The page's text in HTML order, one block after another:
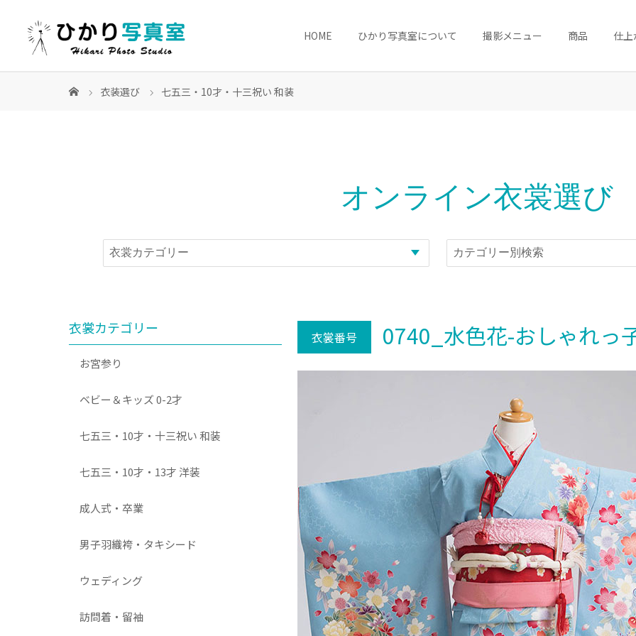
HOME ひかり写真室について 撮影メニュー 商品 仕
衣装選び 七五三・10才・十三祝い 和装
オンライン衣裳選び
衣裳番号 0740_水色花-おしゃれっ
衣裳カテゴリー
お宮参り
ベビー＆キッズ 0-2才
七五三・10才・十三祝い 和装
七五三・10才・13才 洋装
成人式・卒業
男子羽織袴・タキシード
ウェディング
訪問着・留袖